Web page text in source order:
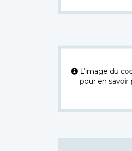
L’image du
pour en savoir